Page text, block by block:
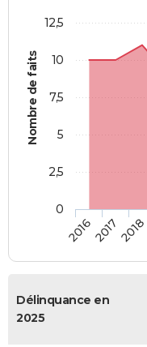
Nombre de faits
201620172018
0
2,5
5
7,5
10
12,5
Délinquance en
2025